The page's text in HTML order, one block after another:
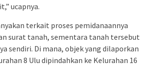
ucapnya.
terkait proses pemidanaannya
surat tanah, sementara tanah tersebut
sendiri. Di mana, objek yang dilaporkan
8 Ulu dipindahkan ke Kelurahan 16